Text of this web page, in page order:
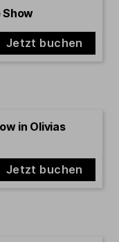
Show
Jetzt buchen
in Olivias
Jetzt buchen